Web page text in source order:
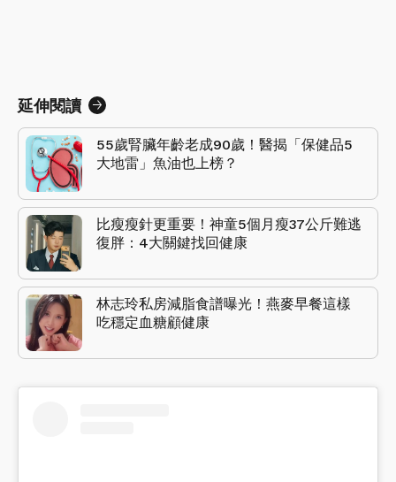
延伸閱讀
55歲腎臟年齡老成90歲！醫揭「保健品5
大地雷」魚油也上榜？
比瘦瘦針更重要！神童5個月瘦37公斤難逃
復胖：4大關鍵找回健康
林志玲私房減脂食譜曝光！燕麥早餐這樣
吃穩定血糖顧健康